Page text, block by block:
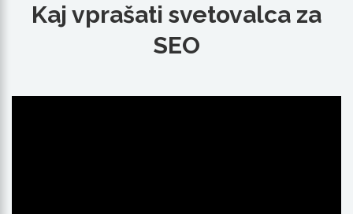
Kaj vprašati svetovalca za
SEO